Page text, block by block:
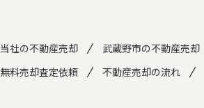
当社の不動産売却 武蔵野市の不動産売却
無料売却査定依頼
不動産売却の流れ